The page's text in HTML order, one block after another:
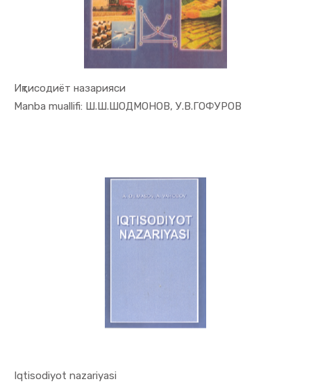
Иқтисодиёт назарияси
Manba muallifi: Ш.Ш.ШОДМОНОВ, У.В.ГОФУРОВ
In Iqtisod...
Iqtisodiyot nazariyasi